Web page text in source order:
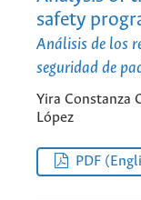
safety
Análisis de los
seguridad de
Yira Constanza
López
PDF